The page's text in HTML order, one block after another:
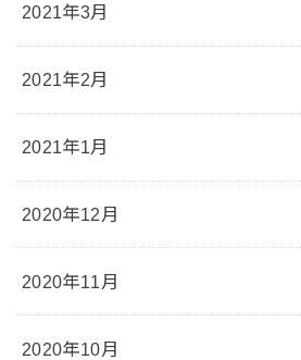
2021年3月
2021年2月
2021年1月
2020年12月
2020年11月
2020年10月